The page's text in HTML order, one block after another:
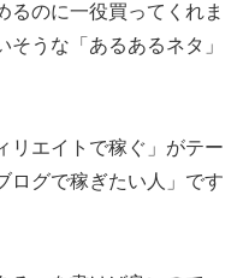
るのに一役買ってくれま
うな「あるあるネタ」
リエイトで稼ぐ」がテー
ログで稼ぎたい人」です